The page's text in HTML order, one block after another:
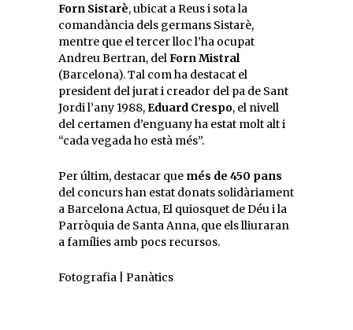
Forn Sistarè, ubicat a Reus i sota la
comandància dels germans Sistarè,
mentre que el tercer lloc l’ha ocupat
Andreu Bertran, delForn Mistral
(Barcelona). Tal com ha destacat el
president del jurat i creador del pa de Sant
Jordi l’any 1988,Eduard Crespo, el nivell
del certamen d’enguany ha estat molt alt i
“cada vegada ho està més”.
Per últim, destacar que més de 450 pans
del concurs han estat donats solidàriament
a Barcelona Actua, El quiosquet de Déu i la
Parròquia de Santa Anna, que els lliuraran
a famílies amb pocs recursos.
Fotografia | Panàtics